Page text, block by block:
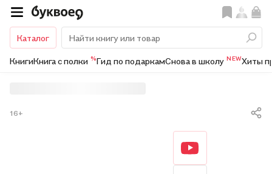
Каталог
КнигиКнига с полки %Гид по подаркамСнова в школу NEWХиты
16+